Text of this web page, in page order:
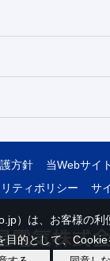
方針
当Webサイ
ティポリシー
サ
）は、お客様の
目的として、Cookie